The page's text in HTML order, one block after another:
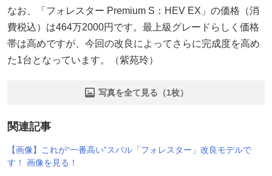
なお、「フォレスター Premium S：HEV EX」の価格（消
費税込）は464万2000円です。最上級グレードらしく価格
帯は高めですが、今回の改良によってさらに完成度を高め
た1台となっています。（紫苑玲）
写真を全て見る（1枚）
関連記事
【画像】これが“一番高い”スバル「フォレスター」改良モデルで
す！ 画像を見る！